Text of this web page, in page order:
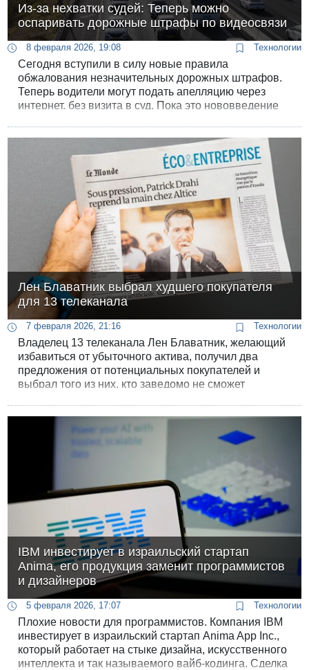
Из-за нехватки судей: Теперь можно
оспаривать дорожные штрафы по видеосвязи
8 февраля 2026, 19:08 Технологии
Сегодня вступили в силу новые правила
обжалования незначительных дорожных штрафов.
Теперь водители могут подать апелляцию через
интернет, без визита в суд. Пока это нововведение
пересечение сплошной линии.
Лен Блаватник выбрал худшего покупателя
для 13 телеканала
7 февраля 2026, 21:16 Технологии
Владелец 13 телеканала Лен Блаватник, желающий
избавиться от убыточного актива, получил два
предложения от потенциальных покупателей и
выбрал того из них, кто заведомо не сможет
другого своего телеканала i24.
IBM инвестирует в израильский стартап
Anima, его продукция заменит программистов
и дизайнеров
5 февраля 2026, 17:07 Технологии
Плохие новости для программистов. Компания IBM
инвестирует в израильский стартап Anima App Inc.,
который работает на стыке дизайна, искусственного
интеллекта и так называемого вайб-кодинга. Сделка